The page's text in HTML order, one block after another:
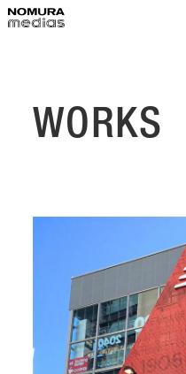
ノムラメディアスとは
ショップ＆イベントマネジメ
組織図
沿革
拠点
乃村工藝社グループ
ニュース
採用
WORKS